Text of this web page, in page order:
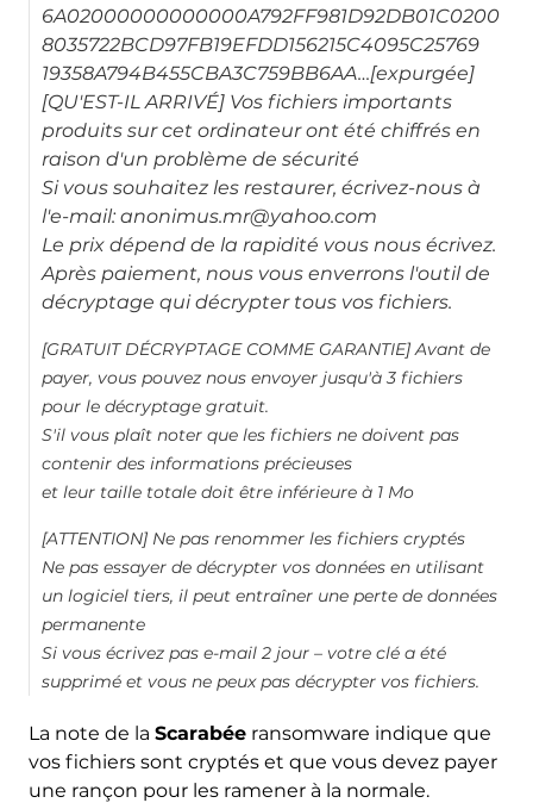
6A02000000000000A792FF981D92DB01C0200
8035722BCD97FB19EFDD156215C4095C25769
19358A794B455CBA3C759BB6AA…[expurgée]
[QU'EST-IL ARRIVÉ] Vos fichiers importants
produits sur cet ordinateur ont été chiffrés en
raison d'un problème de sécurité
Si vous souhaitez les restaurer, écrivez-nous à
l'e-mail: anonimus.mr@yahoo.com
Le prix dépend de la rapidité vous nous écrivez.
Après paiement, nous vous enverrons l'outil de
décryptage qui décrypter tous vos fichiers.
[GRATUIT DÉCRYPTAGE COMME GARANTIE] Avant de
payer, vous pouvez nous envoyer jusqu'à 3 fichiers
pour le décryptage gratuit.
S'il vous plaît noter que les fichiers ne doivent pas
contenir des informations précieuses
et leur taille totale doit être inférieure à 1 Mo
[ATTENTION] Ne pas renommer les fichiers cryptés
Ne pas essayer de décrypter vos données en utilisant
un logiciel tiers, il peut entraîner une perte de données
permanente
Si vous écrivez pas e-mail 2 jour – votre clé a été
supprimé et vous ne peux pas décrypter vos fichiers.
La note de la Scarabéeransomware indique que
vos fichiers sont cryptés et que vous devez payer
une rançon pour les ramener à la normale.